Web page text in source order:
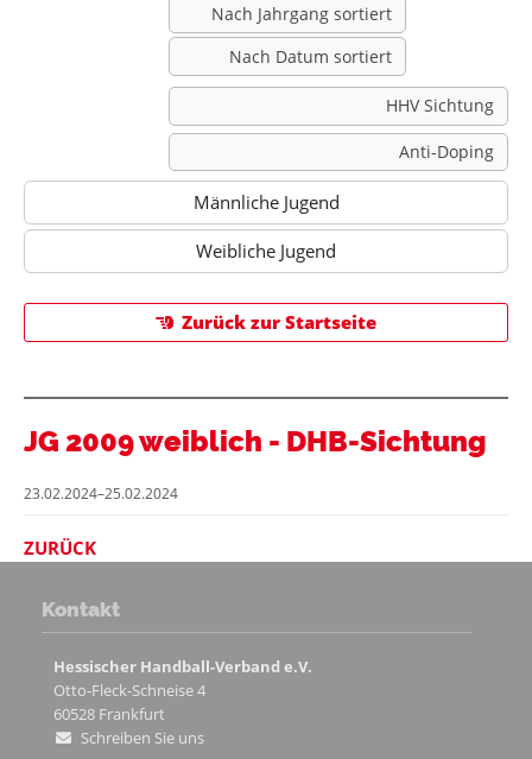
Nach Jahrgang sortiert
Nach Datum sortiert
HHV Sichtung
Anti-Doping
Männliche Jugend
Weibliche Jugend
Zurück zur Startseite
JG 2009 weiblich - DHB-Sichtung
23.02.2024–25.02.2024
ZURÜCK
Kontakt
Hessischer Handball-Verband e.V.
Otto-Fleck-Schneise 4
60528 Frankfurt
Schreiben Sie uns